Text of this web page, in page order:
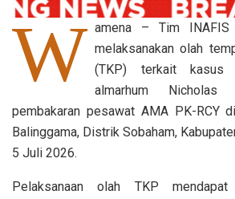
W amena – Tim INAFIS
melaksanakan olah
(TKP) terkait kasus
almarhum
pembakaran pesawat AMA PK-RCY
Balinggama, Distrik Sobaham,
5 Juli 2026.
Pelaksanaan olah TKP